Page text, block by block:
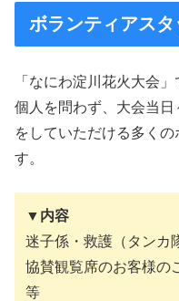
ボランティアスタ
「なにわ淀川花火大会
個人を問わず、大会当
をしていただける多く
す。
▼内容
迷子係・救護（タンカ
協賛観覧席のお客様の
等